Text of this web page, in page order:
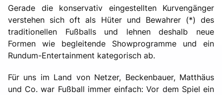
Gerade die konservativ eingestellten Kurvengänger
verstehen sich oft als Hüter und Bewahrer (*) des
traditionellen Fußballs und lehnen deshalb neue
Formen wie begleitende Showprogramme und ein
Rundum-Entertainment kategorisch ab.
Für uns im Land von Netzer, Beckenbauer, Matthäus
und Co. war Fußball immer einfach: Vor dem Spiel ein